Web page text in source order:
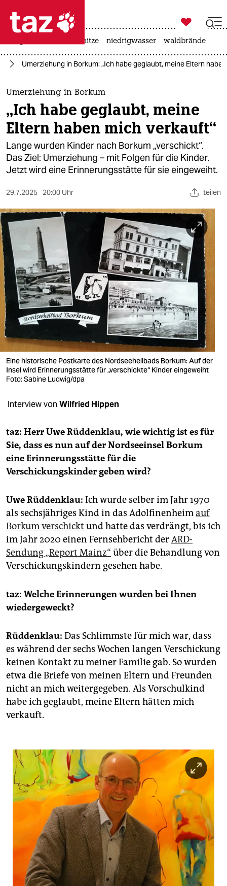
 taz zahl ich
taz zahl ich
themen
politik
öko
gesellschaft
sport
berlin
nord
wahrheit
verlag
verlag
veranstaltungen
shop
fragen & hilfe
genossenschaft
epaper login

taz zahl ich
hitze niedrigwasser waldbrände
Umerziehung in Borkum: „Ich habe geglaubt, meine Eltern
Umerziehung in Borkum
„Ich habe geglaubt, meine
Eltern haben mich verkauft“
Lange wurden Kinder nach Borkum „verschickt“.
Das Ziel: Umerziehung – mit Folgen für die Kinder.
Jetzt wird eine Erinnerungsstätte für sie eingeweiht.
29.7.2025 20:00 Uhr teilen
Eine historische Postkarte des Nordseeheilbads Borkum: Auf der
Insel wird Erinnerungsstätte für „verschickte“ Kinder eingeweiht
Foto: Sabine Ludwig/dpa
Interview von Wilfried Hippen
taz: Herr Uwe Rüddenklau, wie wichtig ist es für
Sie, dass es nun auf der Nordseeinsel Borkum
eine Erinnerungsstätte für die
Verschickungskinder geben wird?
Uwe Rüddenklau: Ich wurde selber im Jahr 1970
als sechsjähriges Kind in das Adolfinenheimauf
Borkum verschickt und hatte das verdrängt, bis ich
im Jahr 2020 einen Fernsehbericht derARD-
Sendung „Report Mainz“ über die Behandlung von
Verschickungskindern gesehen habe.
taz: Welche Erinnerungen wurden bei Ihnen
wiedergeweckt?
Rüddenklau: Das Schlimmste für mich war, dass
es während der sechs Wochen langen Verschickung
keinen Kontakt zu meiner Familie gab. So wurden
etwa die Briefe von meinen Eltern und Freunden
nicht an mich weitergegeben. Als Vorschulkind
habe ich geglaubt, meine Eltern hätten mich
verkauft.